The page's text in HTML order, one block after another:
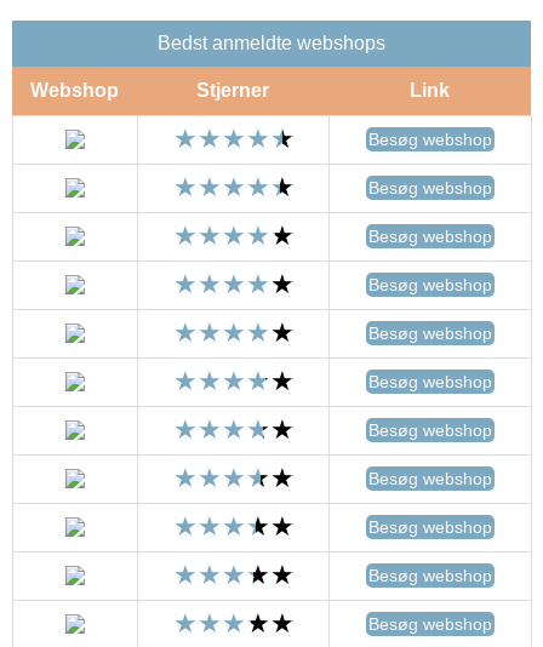
Bedst anmeldte webshops
Webshop Stjerner Link
Besøg webshop
Besøg webshop
Besøg webshop
Besøg webshop
Besøg webshop
Besøg webshop
Besøg webshop
Besøg webshop
Besøg webshop
Besøg webshop
Besøg webshop